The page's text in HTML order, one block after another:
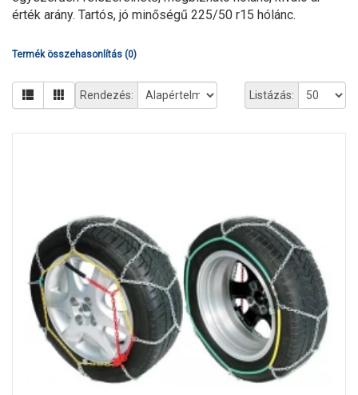
érték arány. Tartós, jó minőségű 225/50 r15 hólánc.
Termék összehasonlítás (0)
Listázás:
Rendezés: